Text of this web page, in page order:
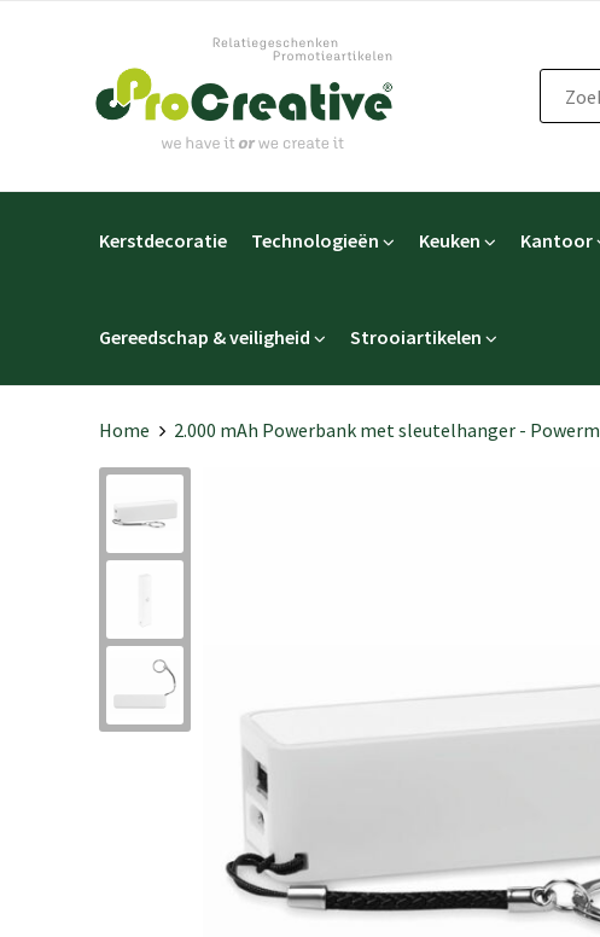
Kerstdecoratie Technologieën Keuken Kantoor
Gereedschap & veiligheid Strooiartikelen
Home 2.000 mAh Powerbank met sleutelhanger -